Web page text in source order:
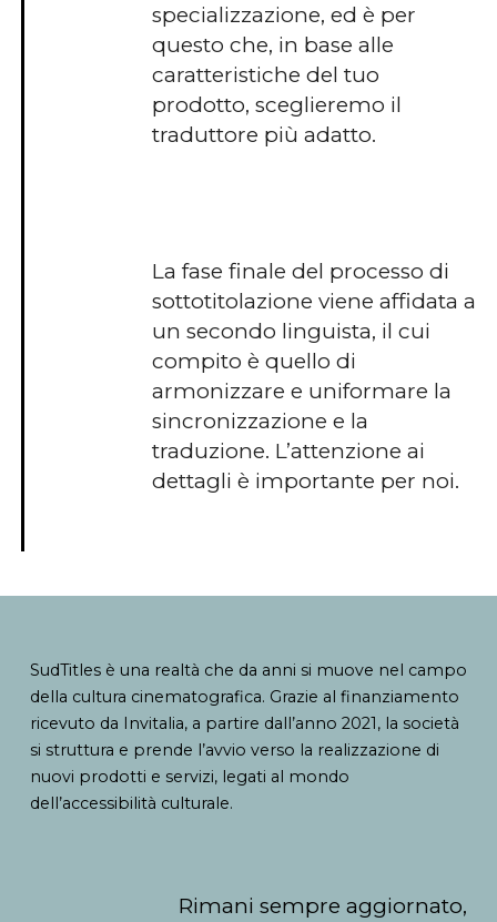
specializzazione, ed è per
questo che, in base alle
caratteristiche del tuo
prodotto, sceglieremo il
traduttore più adatto.
La fase finale del processo di
sottotitolazione viene affidata a
un secondo linguista, il cui
compito è quello di
armonizzare e uniformare la
sincronizzazione e la
traduzione. L’attenzione ai
dettagli è importante per noi.
SudTitles è una realtà che da anni si muove nel campo
della cultura cinematografica. Grazie al finanziamento
ricevuto da Invitalia, a partire dall’anno 2021, la società
si struttura e prende l’avvio verso la realizzazione di
nuovi prodotti e servizi, legati al mondo
dell’accessibilità culturale.
Rimani sempre aggiornato,